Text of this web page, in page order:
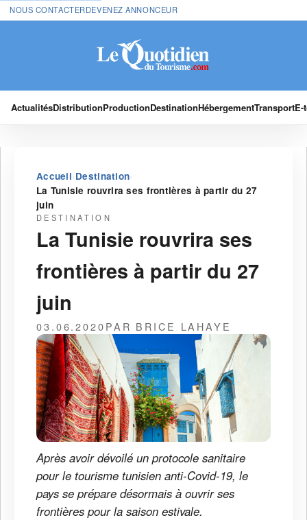
NOUS CONTACTERDEVENEZ ANNONCEUR
ActualitésDistributionProductionDestinationHébergementTransport
Accueil›Destination›
La Tunisie rouvrira ses frontières à partir du 27
juin
DESTINATION
La Tunisie rouvrira ses
frontières à partir du 27
juin
03.06.2020PAR BRICE LAHAYE
Après avoir dévoilé un protocole sanitaire
pour le tourisme tunisien anti-Covid-19, le
pays se prépare désormais à ouvrir ses
frontières pour la saison estivale.